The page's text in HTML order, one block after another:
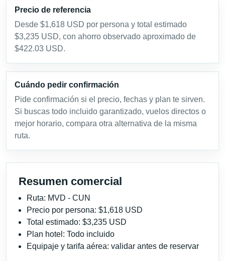
Precio de referencia
Desde $1,618 USD por persona y total estimado
$3,235 USD, con ahorro observado aproximado de
$422.03 USD.
Cuándo pedir confirmación
Pide confirmación si el precio, fechas y plan te sirven.
Si buscas todo incluido garantizado, vuelos directos o
mejor horario, compara otra alternativa de la misma
ruta.
Resumen comercial
Ruta: MVD - CUN
Precio por persona: $1,618 USD
Total estimado: $3,235 USD
Plan hotel: Todo incluido
Equipaje y tarifa aérea: validar antes de reservar